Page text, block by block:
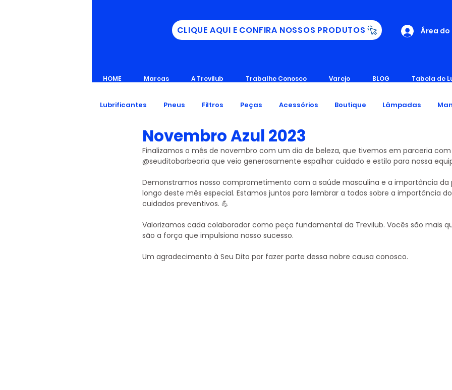
CLIQUE AQUI E CONFIRA NOSSOS PRODUTOS Área do
HOME Marcas A Trevilub Trabalhe Conosco Varejo BLOG Tabela de
Lubrificantes Pneus Filtros Peças Acessórios Boutique Lâmpadas
Novembro Azul 2023
Finalizamos o mês de novembro com um dia de beleza, que tivemos em parceria
@seuditobarbearia que veio generosamente espalhar cuidado e estilo para nossa
Demonstramos nosso comprometimento com a saúde masculina e a importância da
longo deste mês especial. Estamos juntos para lembrar a todos sobre a importância
cuidados preventivos. 💪
Valorizamos cada colaborador como peça fundamental da Trevilub. Vocês são mais
são a força que impulsiona nosso sucesso.
Um agradecimento à Seu Dito por fazer parte dessa nobre causa conosco.